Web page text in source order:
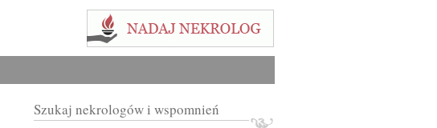
Szukaj nekrologów i wspomnień